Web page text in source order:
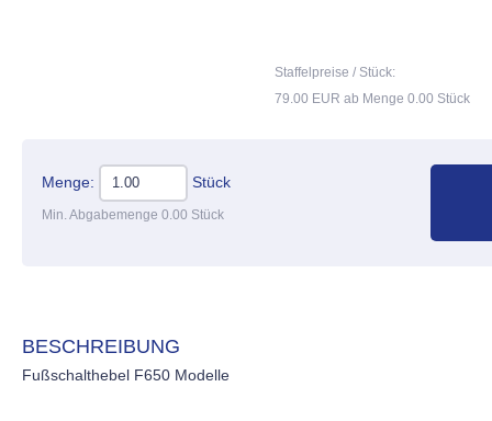
Staffelpreise / Stück:
79.00 EUR ab Menge 0.00 Stück
Menge: Stück
Min. Abgabemenge 0.00 Stück
BESCHREIBUNG
Fußschalthebel F650 Modelle